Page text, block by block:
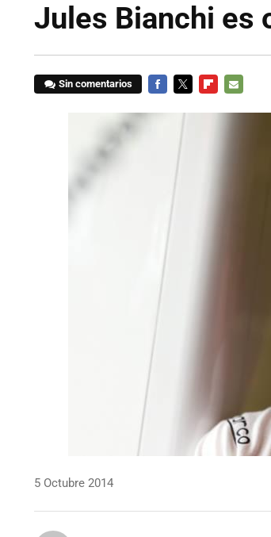
Jules Bianchi es
Sin comentarios
5 Octubre 2014